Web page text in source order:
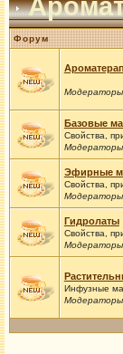
Форум
Базовые
Свойства,
Эфирные
Свойства,
Гидролаты
Свойства,
Инфузные